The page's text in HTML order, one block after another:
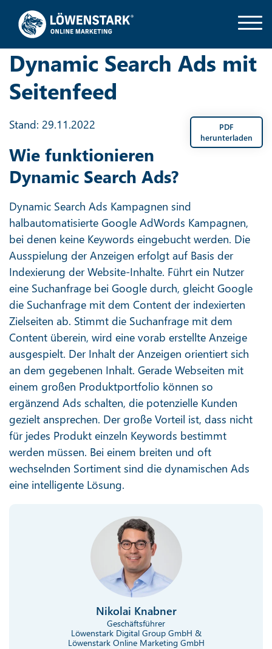
Dynamic Search Ads mit
Seitenfeed
PDF
herunterladen
Stand: 29.11.2022
Wie funktionieren
Dynamic Search Ads?
Dynamic Search Ads Kampagnen sind
halbautomatisierte Google AdWords Kampagnen,
bei denen keine Keywords eingebucht werden. Die
Ausspielung der Anzeigen erfolgt auf Basis der
Indexierung der Website-Inhalte. Führt ein Nutzer
eine Suchanfrage bei Google durch, gleicht Google
die Suchanfrage mit dem Content der indexierten
Zielseiten ab. Stimmt die Suchanfrage mit dem
Content überein, wird eine vorab erstellte Anzeige
ausgespielt. Der Inhalt der Anzeigen orientiert sich
an dem gegebenen Inhalt. Gerade Webseiten mit
einem großen Produktportfolio können so
ergänzend Ads schalten, die potenzielle Kunden
gezielt ansprechen. Der große Vorteil ist, dass nicht
für jedes Produkt einzeln Keywords bestimmt
werden müssen. Bei einem breiten und oft
wechselnden Sortiment sind die dynamischen Ads
eine intelligente Lösung.
Nikolai Knabner
Geschäftsführer
Löwenstark Digital Group GmbH &
Löwenstark Online Marketing GmbH